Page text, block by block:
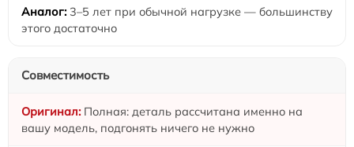
3–5 лет при обычной нагрузке — большинству
этого достаточно
Совместимость
Полная: деталь рассчитана именно на
вашу модель, подгонять ничего не нужно